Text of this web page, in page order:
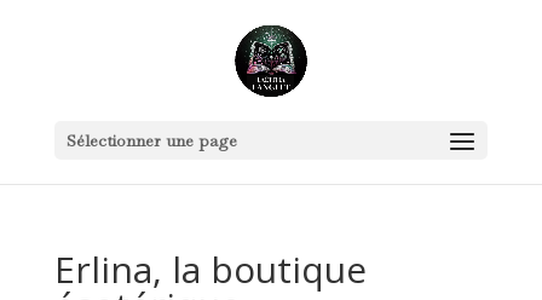
Sélectionner une page
Erlina, la boutique